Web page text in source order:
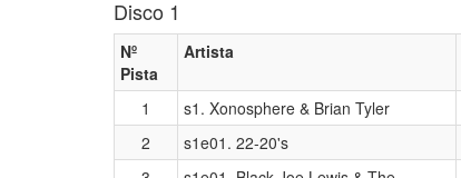
Disco 1
Nº
Pista
Artista
1 s1. Xonosphere & Brian Tyler
2
s1e01. 22-20's